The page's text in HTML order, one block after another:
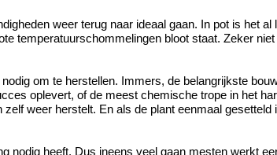
weer terug naar ideaal gaan. In pot is het
temperatuurschommelingen bloot staat. Zeker
om te herstellen. Immers, de belangrijkste
oplevert, of de meest chemische trope in het
weer herstelt. En als de plant eenmaal
heeft. Dus ineens veel gaan mesten werkt